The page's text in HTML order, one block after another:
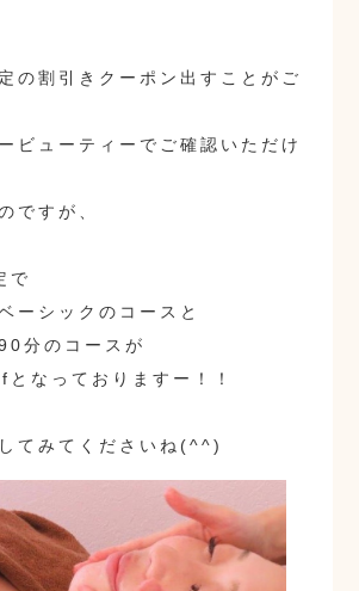
の割引きクーポン出すことがご
ビューティーでご確認いただけ
ですが、
で
ーシックのコースと
分のコースが
なっておりますー！！
てみてくださいね(^^)